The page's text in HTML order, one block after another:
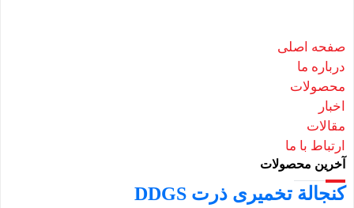
صفحه اصلی
درباره ما
محصولات
اخبار
مقالات
ارتباط با ما
آخرین محصولات
کنجالة تخمیری ذرت DDGS